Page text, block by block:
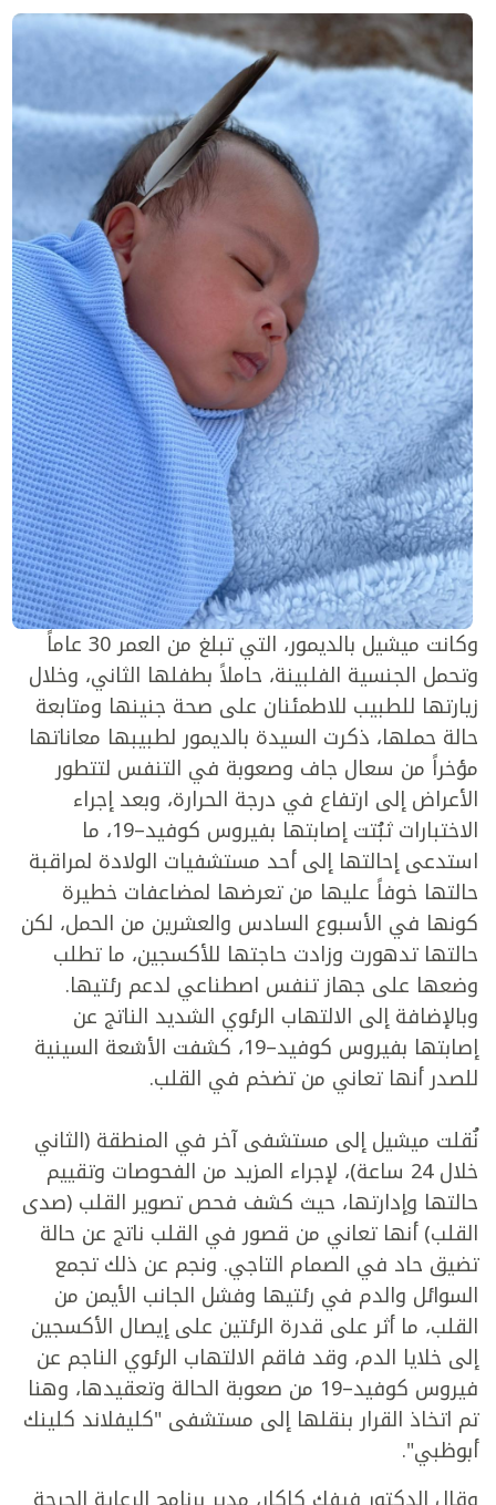
وكانت ميشيل بالديمور، التي تبلغ من العمر 30 عاماً
وتحمل الجنسية الفلبينة، حاملاً بطفلها الثاني، وخلال
زيارتها للطبيب للاطمئنان على صحة جنينها ومتابعة
حالة حملها، ذكرت السيدة بالديمور لطبيبها معاناتها
مؤخراً من سعال جاف وصعوبة في التنفس لتتطور
الأعراض إلى ارتفاع في درجة الحرارة، وبعد إجراء
الاختبارات ثبُتت إصابتها بفيروس كوفيد–19، ما
استدعى إحالتها إلى أحد مستشفيات الولادة لمراقبة
حالتها خوفاً عليها من تعرضها لمضاعفات خطيرة
كونها في الأسبوع السادس والعشرين من الحمل، لكن
حالتها تدهورت وزادت حاجتها للأكسجين، ما تطلب
وضعها على جهاز تنفس اصطناعي لدعم رئتيها.
وبالإضافة إلى الالتهاب الرئوي الشديد الناتج عن
إصابتها بفيروس كوفيد–19، كشفت الأشعة السينية
للصدر أنها تعاني من تضخم في القلب.
نُقلت ميشيل إلى مستشفى آخر في المنطقة (الثاني
خلال 24 ساعة)، لإجراء المزيد من الفحوصات وتقييم
حالتها وإدارتها، حيث كشف فحص تصوير القلب (صدى
القلب) أنها تعاني من قصور في القلب ناتج عن حالة
تضيق حاد في الصمام التاجي. ونجم عن ذلك تجمع
السوائل والدم في رئتيها وفشل الجانب الأيمن من
القلب، ما أثر على قدرة الرئتين على إيصال الأكسجين
إلى خلايا الدم، وقد فاقم الالتهاب الرئوي الناجم عن
فيروس كوفيد–19 من صعوبة الحالة وتعقيدها، وهنا
تم اتخاذ القرار بنقلها إلى مستشفى "كليفلاند كلينك
أبوظبي".